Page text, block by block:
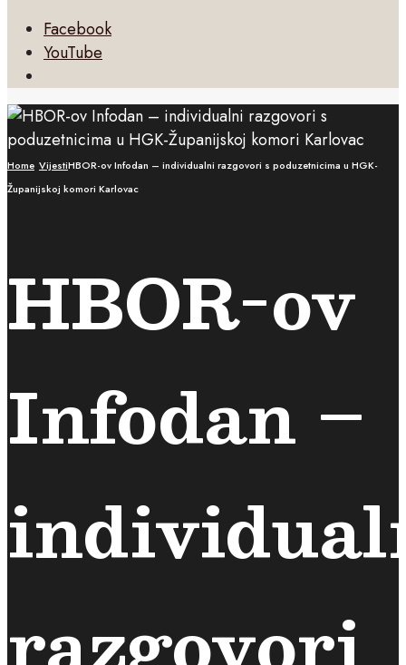
Facebook
YouTube
Search
Window
Home VijestiHBOR-ov Infodan – individualni razgovori s poduzetnicima u HGK-
Županijskoj komori Karlovac
HBOR-ov
Infodan –